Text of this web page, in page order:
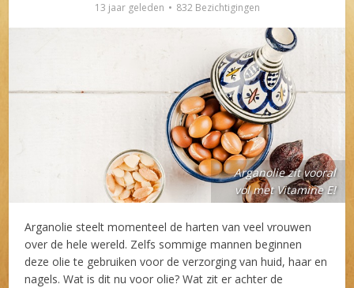
13 jaar geleden 832 Bezichtigingen
Arganolie zit vooral
vol met Vitamine E!
Arganolie steelt momenteel de harten van veel vrouwen
over de hele wereld. Zelfs sommige mannen beginnen
deze olie te gebruiken voor de verzorging van huid, haar en
nagels. Wat is dit nu voor olie? Wat zit er achter de